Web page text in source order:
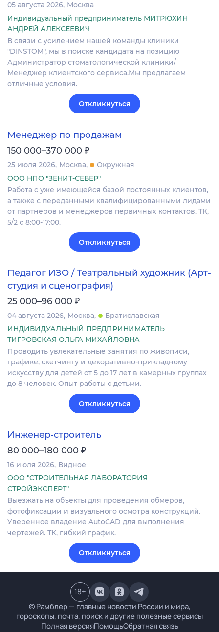
05 августа 2026 Москва
Индивидуальный предприниматель МИТРЮХИН
АНДРЕЙ АЛЕКСЕЕВИЧ
В связи с усилением нашей команды клиники
"DINSTOM", мы в поиске кандидата на позицию
Администратор стоматологической клиники/
Менеджер клиентского сервиса.Мы предлагаем
отличные условия.
Откликнуться
Менеджер по продажам
150 000–370 000 ₽
25 июля 2026 Москва
Окружная
ООО НПО "ЗЕНИТ-СЕВЕР"
Работа с уже имеющейся базой постоянных клиентов,
а также с переданными квалифицированными лидами
от партнеров и менеджеров первичных контактов. ТК,
5/2 с 8:00-17:00.
Откликнуться
Педагог ИЗО / Театральный художник (Арт-
студия и сценография)
25 000–96 000 ₽
04 августа 2026 Москва
Братиславская
ИНДИВИДУАЛЬНЫЙ ПРЕДПРИНИМАТЕЛЬ
ТИГРОВСКАЯ ОЛЬГА МИХАЙЛОВНА
Проводить увлекательные занятия по живописи,
графике, скетчингу и декоративно-прикладному
искусству для детей от 5 до 17 лет в камерных группах
до 8 человек. Опыт работы с детьми.
Откликнуться
Инженер-строитель
80 000–180 000 ₽
16 июля 2026 Видное
ООО "СТРОИТЕЛЬНАЯ ЛАБОРАТОРИЯ
СТРОЙЭКСПЕРТ"
Выезжать на объекты для проведения обмеров,
фотофиксации и визуального осмотра конструкций.
Уверенное владение AutoCAD для выполнения
чертежей. ТК, гибкий график.
Откликнуться
© Рамблер — главные новости России и мира,
гороскопы, почта, поиск и другие полезные сервисы
Полная версияПомощьОбратная связь
18+